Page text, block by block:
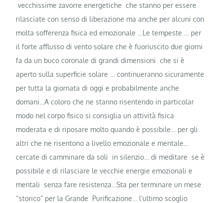
vecchissime zavorre energetiche che stanno per essere
rilasciate con senso di liberazione ma anche per alcuni con
molta sofferenza fisica ed emozionale …Le tempeste … per
il forte afflusso di vento solare che è fuoriuscito due giorni
fa da un buco coronale di grandi dimensioni che si è
aperto sulla superficie solare … continueranno sicuramente
per tutta la giornata di oggi e probabilmente anche
domani…A coloro che ne stanno risentendo in particolar
modo nel corpo fisico si consiglia un attività fisica
moderata e di riposare molto quando è possibile… per gli
altri che ne risentono a livello emozionale e mentale…
cercate di camminare da soli in silenzio… di meditare se è
possibile e di rilasciare le vecchie energie emozionali e
mentali senza fare resistenza…Sta per terminare un mese
“storico” per la Grande Purificazione… l’ultimo scoglio